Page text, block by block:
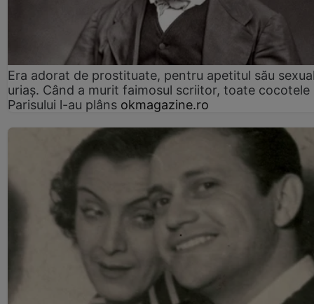
Era adorat de prostituate, pentru apetitul său
uriaș. Când a murit faimosul scriitor, toate cocotele
Parisului l-au plâns okmagazine.ro